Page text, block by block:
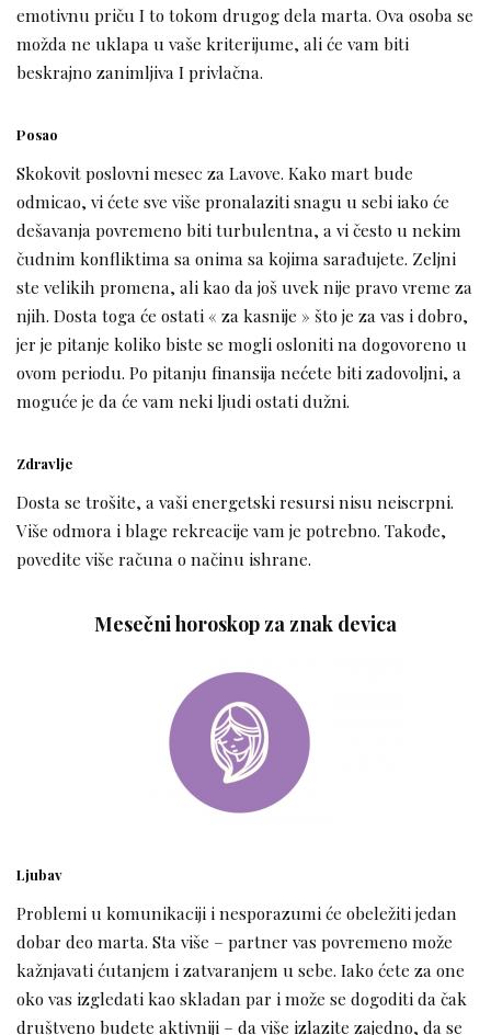
emotivnu priču I to tokom drugog dela marta. Ova osoba se
možda ne uklapa u vaše kriterijume, ali će vam biti
beskrajno zanimljiva I privlačna.
Posao
Skokovit poslovni mesec za Lavove. Kako mart bude
odmicao, vi ćete sve više pronalaziti snagu u sebi iako će
dešavanja povremeno biti turbulentna, a vi često u nekim
čudnim konfliktima sa onima sa kojima sarađujete. Zeljni
ste velikih promena, ali kao da još uvek nije pravo vreme za
njih. Dosta toga će ostati « za kasnije » što je za vas i dobro,
jer je pitanje koliko biste se mogli osloniti na dogovoreno u
ovom periodu. Po pitanju finansija nećete biti zadovoljni, a
moguće je da će vam neki ljudi ostati dužni.
Zdravlje
Dosta se trošite, a vaši energetski resursi nisu neiscrpni.
Više odmora i blage rekreacije vam je potrebno. Takođe,
povedite više računa o načinu ishrane.
Mesečni horoskop za znak devica
Ljubav
Problemi u komunikaciji i nesporazumi će obeležiti jedan
dobar deo marta. Sta više – partner vas povremeno može
kažnjavati ćutanjem i zatvaranjem u sebe. Iako ćete za one
oko vas izgledati kao skladan par i može se dogoditi da čak
društveno budete aktivniji – da više izlazite zajedno, da se